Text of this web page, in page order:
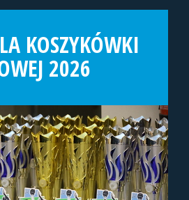
KOSZYKÓWKI
2026